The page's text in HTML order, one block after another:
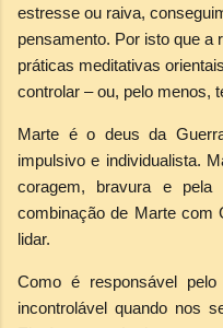
estresse ou raiva,
pensamento. Por isto que a
práticas meditativas
controlar – ou, pelo menos,
Marte é o deus da
impulsivo e individualista.
coragem, bravura e pela
combinação de Marte com
lidar.
Como é responsável
incontrolável quando nos